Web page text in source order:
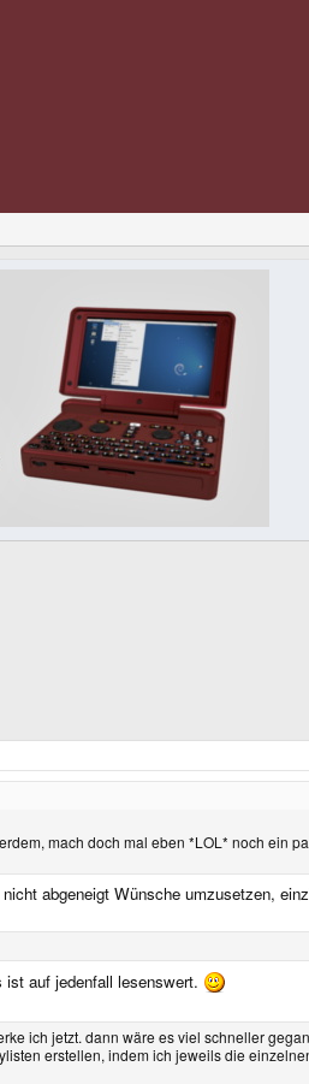
mach doch mal eben *LOL* noch ein
abgeneigt Wünsche umzusetzen,
auf jedenfall lesenswert.
ich jetzt. dann wäre es viel schneller
erstellen, indem ich jeweils die